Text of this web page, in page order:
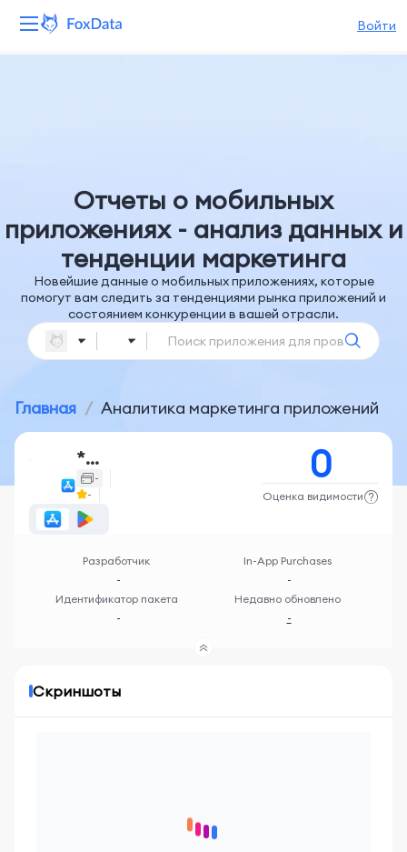
Войти
Компания
Отчеты о мобильных
приложениях - анализ данных и
тенденции маркетинга
Новейшие данные о мобильных приложениях, которые
помогут вам следить за тенденциями рынка приложений и
состоянием конкуренции в вашей отрасли.
Главная / Аналитика маркетинга приложений
******
-
-
Оценка видимости
0
Разработчик
-
In-App Purchases
-
Идентификатор пакета
-
Недавно обновлено
-
Скриншоты